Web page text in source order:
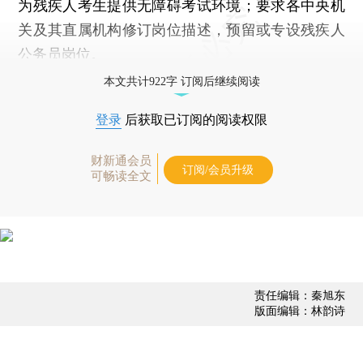
为残疾人考生提供无障碍考试环境；要求各中央机
关及其直属机构修订岗位描述，预留或专设残疾人
公务员岗位。
本文共计922字 订阅后继续阅读
登录 后获取已订阅的阅读权限
财新通会员
可畅读全文
订阅/会员升级
责任编辑：秦旭东
版面编辑：林韵诗